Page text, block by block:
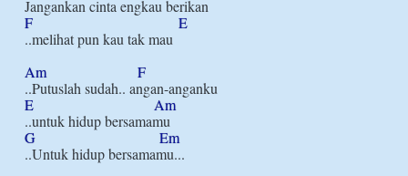
F
E
..melihat pun kau tak mau
Am
F
E
Am
G
Em
..Untuk hidup bersamamu...